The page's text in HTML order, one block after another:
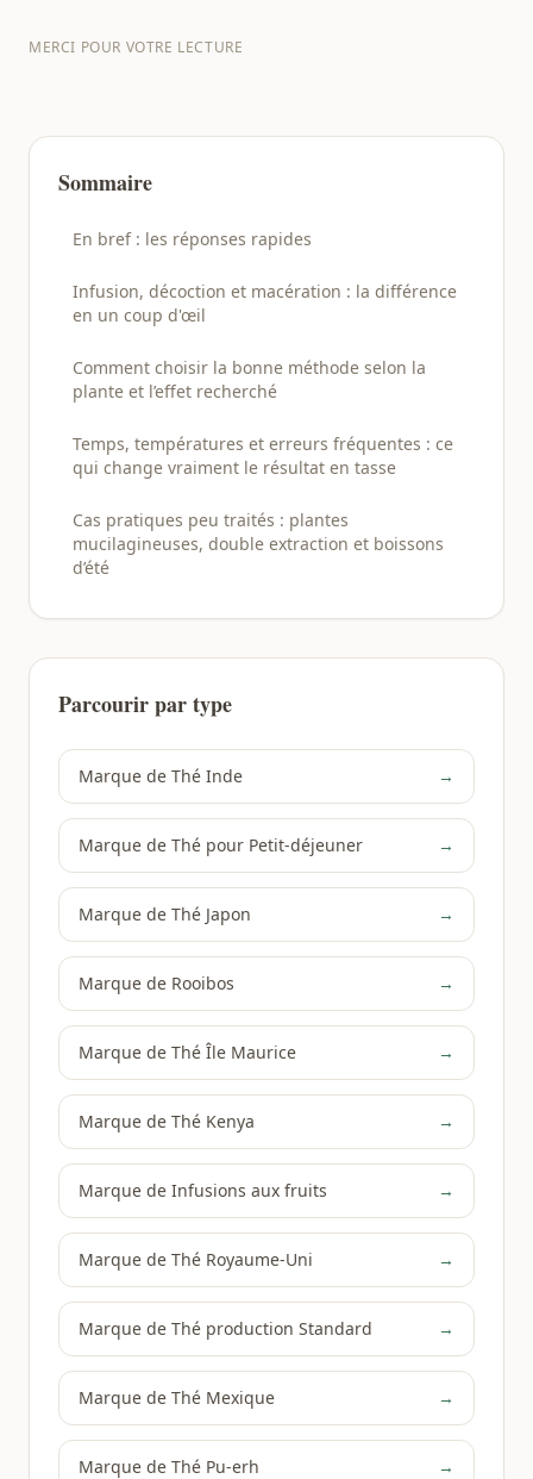
MERCI POUR VOTRE LECTURE
Sommaire
En bref : les réponses rapides
Infusion, décoction et macération : la différence
en un coup d'œil
Comment choisir la bonne méthode selon la
plante et l’effet recherché
Temps, températures et erreurs fréquentes : ce
qui change vraiment le résultat en tasse
Cas pratiques peu traités : plantes
mucilagineuses, double extraction et boissons
d’été
Parcourir par type
Marque de Thé Inde →
Marque de Thé pour Petit-déjeuner →
Marque de Thé Japon →
Marque de Rooibos →
Marque de Thé Île Maurice →
Marque de Thé Kenya →
Marque de Infusions aux fruits →
Marque de Thé Royaume-Uni →
Marque de Thé production Standard →
Marque de Thé Mexique →
Marque de Thé Pu-erh →